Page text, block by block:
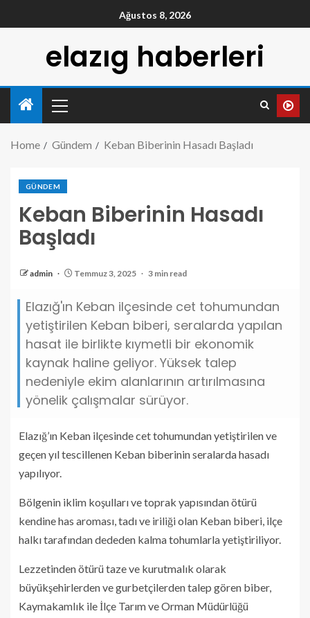
Ağustos 8, 2026
elazıg haberleri
Home Gündem Keban Biberinin Hasadı Başladı
GÜNDEM
Keban Biberinin Hasadı
Başladı
admin Temmuz 3, 2025 3 min read
Elazığ'ın Keban ilçesinde cet tohumundan
yetiştirilen Keban biberi, seralarda yapılan
hasat ile birlikte kıymetli bir ekonomik
kaynak haline geliyor. Yüksek talep
nedeniyle ekim alanlarının artırılmasına
yönelik çalışmalar sürüyor.
Elazığ’ın Keban ilçesinde cet tohumundan yetiştirilen ve
geçen yıl tescillenen Keban biberinin seralarda hasadı
yapılıyor.
Bölgenin iklim koşulları ve toprak yapısından ötürü
kendine has aroması, tadı ve iriliği olan Keban biberi, ilçe
halkı tarafından dededen kalma tohumlarla yetiştiriliyor.
Lezzetinden ötürü taze ve kurutmalık olarak
büyükşehirlerden ve gurbetçilerden talep gören biber,
Kaymakamlık ile İlçe Tarım ve Orman Müdürlüğü